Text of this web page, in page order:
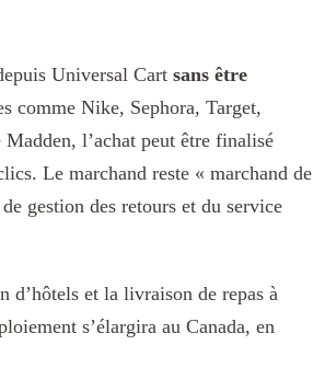
Universal Cart sans être
comme Nike, Sephora, Target,
l’achat peut être finalisé
Le marchand reste « marchand de
gestion des retours et du service
d’hôtels et la livraison de repas à
s’élargira au Canada, en